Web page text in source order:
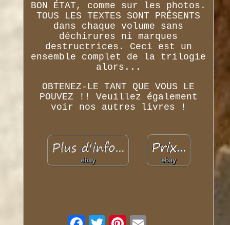
BON ÉTAT, comme sur les photos.
TOUS LES TEXTES SONT PRÉSENTS
dans chaque volume sans
déchirures ni marques
destructrices. Ceci est un
ensemble complet de la trilogie
alors...
OBTENEZ-LE TANT QUE VOUS LE
POUVEZ !! Veuillez également
voir nos autres livres !